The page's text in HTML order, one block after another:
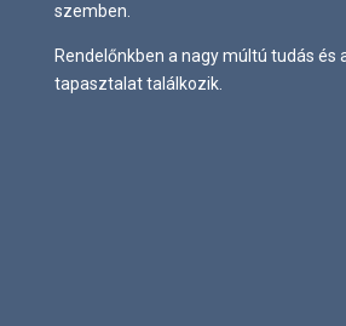
szemben.
Rendelőnkben a nagy múltú tudás és
tapasztalat találkozik.